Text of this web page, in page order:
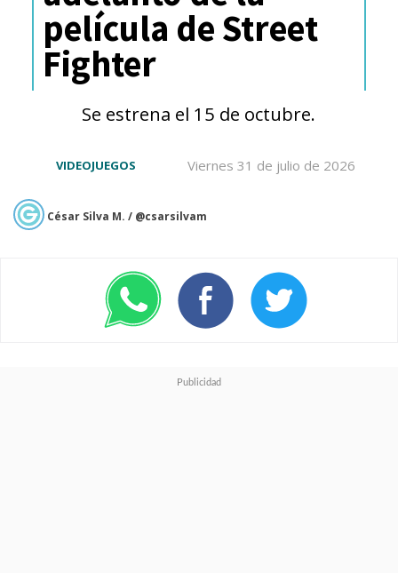
promocional con el
emblemático edificio y el
nombre con el que se trabaja la
Reitman se encuentra
escribiendo esta próxima
entrega cinematográfica junto a
Gil Kenan, con quien ya realizó
el guion de "Afterlife", y
película de Street
Fighter
Se estrena el 15 de octubre.
Viernes 31 de julio de 2026
VIDEOJUEGOS
César Silva M. / @csarsilvam